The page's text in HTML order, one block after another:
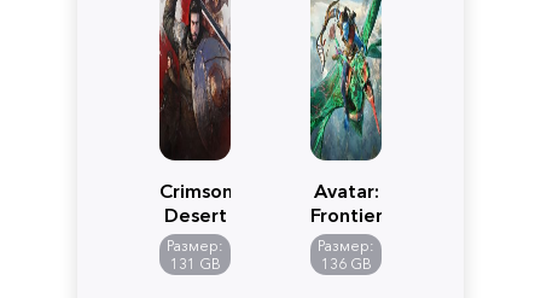
Crimson
Desert
Размер:
131 GB
Avatar:
Frontiers
of
Pandora
Размер:
136 GB